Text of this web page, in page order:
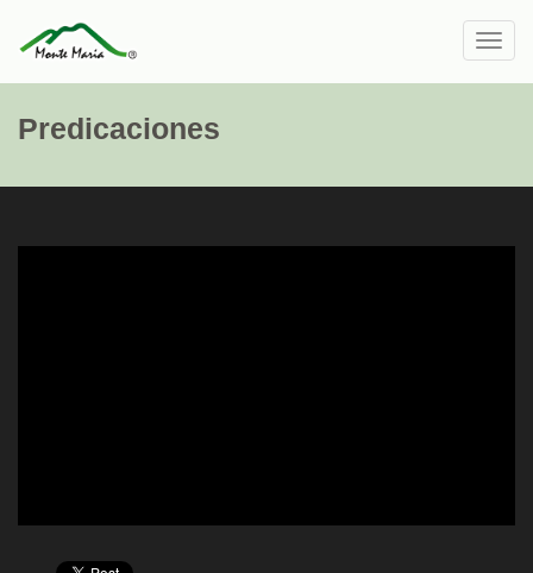
Predicaciones